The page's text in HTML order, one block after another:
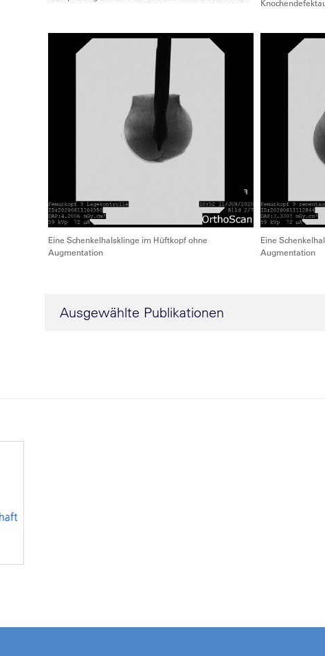
Eine Schenkelhalsklinge im Hüftkopf ohne
Augmentation
Eine
Augmentation
Ausgewählte Publikationen